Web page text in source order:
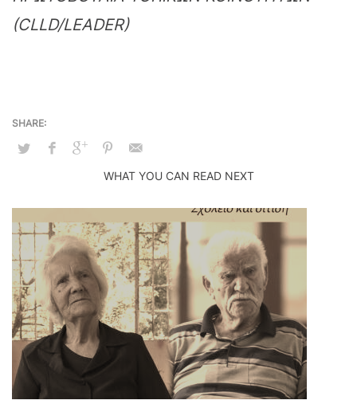
(CLLD/LEADER)
WHAT YOU CAN READ NEXT